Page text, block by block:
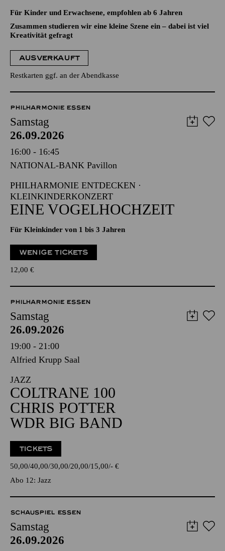
Für Kinder und Erwachsene, empfohlen ab 6 Jahren
Zusammen studieren wir eine kleine Szene ein – dabei ist viel
Kreativität gefragt
AUSVERKAUFT
Restkarten ggf. an der Abendkasse
PHILHARMONIE ESSEN
Samstag
26.09.2026
16:00 - 16:45
NATIONAL-BANK Pavillon
PHILHARMONIE ENTDECKEN ·
KLEINKINDERKONZERT
EINE VOGELHOCHZEIT
Für Kleinkinder von 1 bis 3 Jahren
WENIGE TICKETS
12,00 €
PHILHARMONIE ESSEN
Samstag
26.09.2026
19:00 - 21:00
Alfried Krupp Saal
JAZZ
COLTRANE 100
CHRIS POTTER
WDR BIG BAND
TICKETS
50,00 40,00 30,00 20,00 15,00 - €
Abo 12: Jazz
SCHAUSPIEL ESSEN
Samstag
26.09.2026